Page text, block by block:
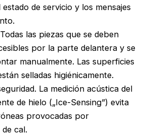
de servicio y los mensajes
las piezas que se deben
por la parte delantera y se
manualmente. Las superficies
selladas higiénicamente.
La medición acústica del
de hielo („Ice-Sensing”) evita
provocadas por
cal.